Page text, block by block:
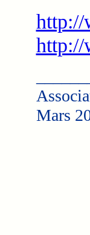
http://
http://
Mars